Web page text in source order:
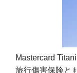
Mastercard
旅行傷害保険と